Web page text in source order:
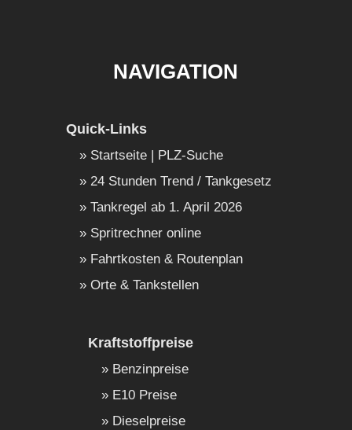
NAVIGATION
Quick-Links
Startseite | PLZ-Suche
24 Stunden Trend / Tankgesetz
Tankregel ab 1. April 2026
Spritrechner online
Fahrtkosten & Routenplan
Orte & Tankstellen
Kraftstoffpreise
Benzinpreise
E10 Preise
Dieselpreise